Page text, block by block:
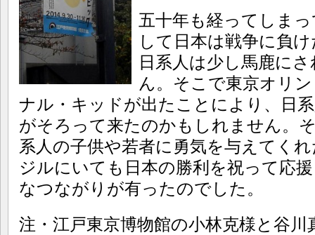
五十年も経ってしま
して日本は戦争に負
日系人は少し馬鹿に
ん。そこで東京オリ
ナル・キッドが出たことにより、日
がそろって来たのかもしれません。
系人の子供や若者に勇気を与えてく
ジルにいても日本の勝利を祝って応
なつながりが有ったのでした。
注・江戸東京博物館の小林克様と谷